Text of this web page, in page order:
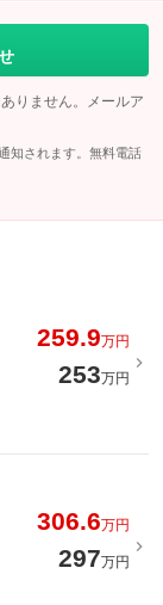
りません。メールア
知されます。無料電話
259.9万円
253万円
306.6万円
297万円